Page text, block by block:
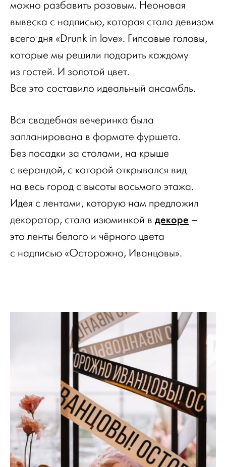
можно разбавить розовым. Неоновая
вывеска с надписью, которая стала девизом
всего дня «Drunk in love». Гипсовые головы,
которые мы решили подарить каждому
из гостей. И золотой цвет.
Все это составило идеальный ансамбль.
Вся свадебная вечеринка была
запланирована в формате фуршета.
Без посадки за столами, на крыше
с верандой, с которой открывался вид
на весь город с высоты восьмого этажа.
Идея с лентами, которую нам предложил
декоратор, стала изюминкой в декоре –
это ленты белого и чёрного цвета
с надписью «Осторожно, Иванцовы».